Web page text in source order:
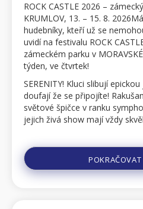
ROCK CASTLE 2026 –
KRUMLOV, 13. – 15. 8.
hudebníky, kteří už se
uvidí na festivalu ROCK
zámeckém parku v
týden, ve čtvrtek!
SERENITY! Kluci slibují
doufají že se připojíte!
světové špičce v ranku
jejich živá show mají vždy
příští týde...
POKRAČOVAT